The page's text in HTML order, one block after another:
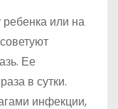
ребенка или на
Ее
в сутки.
инфекции,